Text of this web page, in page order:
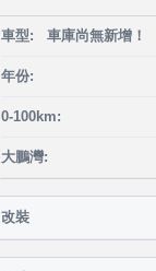
車型: 車庫尚無新增！
年份:
0-100km:
大鵬灣:
改裝